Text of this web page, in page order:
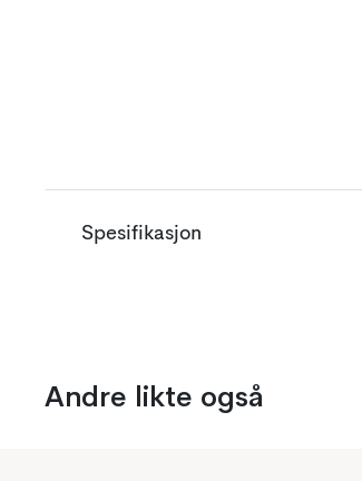
Spesifikasjon
Andre likte også